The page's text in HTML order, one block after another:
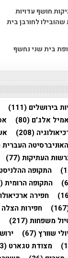
חושף עדויות
לחורבן בית
בית שני נחשף
בירושלים (111)
אלג'ם (80)
(208)
האוניברסיטה העברית
העתיקות(77)
התקופה
התקופה הרומית(121)
חפירה
חפירות הצלה
משפחות(217)
שוורץ(67)
מצודת טגארט (33)